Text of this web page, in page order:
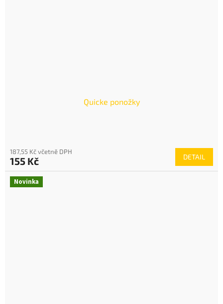
Quicke ponožky
187,55 Kč včetně DPH
155 Kč DETAIL
Novinka